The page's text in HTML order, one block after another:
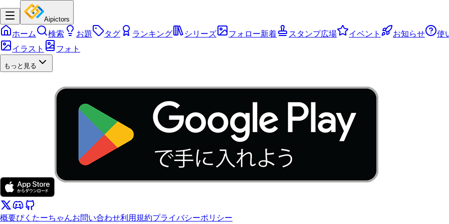
Aipictors
ホーム 検索 お題 タグ ランキング シリーズ フォロー新着 スタンプ広場 イベント お知らせ
使
イラスト
フォト
もっと見る
概要ぴくたーちゃんお問い合わせ利用規約プライバシーポリシー